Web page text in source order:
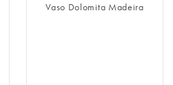
Vaso Dolomita Madeira